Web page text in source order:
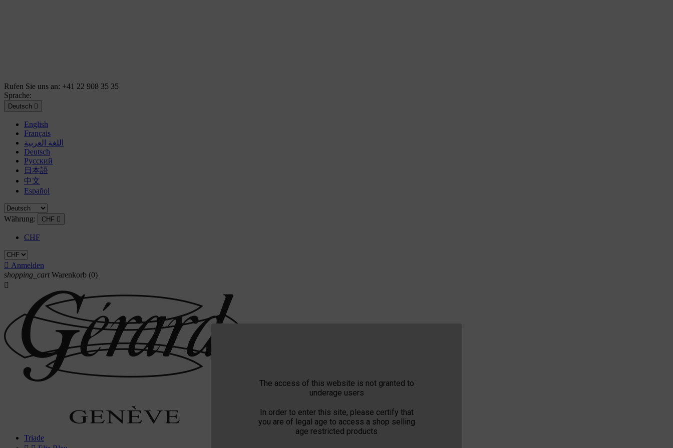
The access of this website is not granted to
underage users
In order to enter this site, please certify that
you are of legal age to access a shop selling
age restricted products
Rufen Sie uns an: +41 22 908 35 35
Sprache:
Deutsch 
English
Français
اللغة العربية
Deutsch
Русский
日本語
中文
Español
Währung: CHF 
CHF
 Anmelden
shopping_cart Warenkorb (0)

Triade